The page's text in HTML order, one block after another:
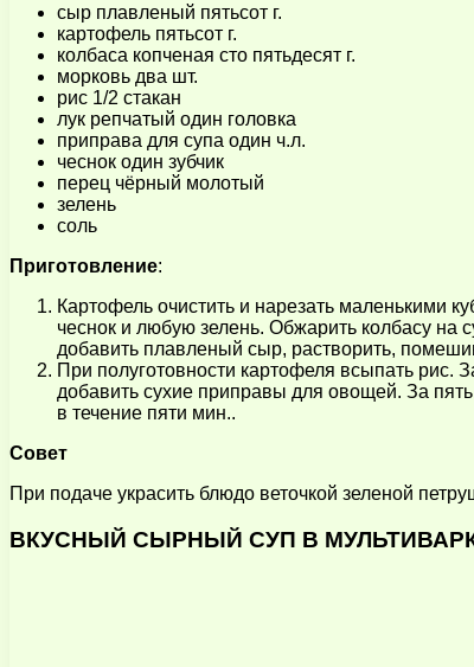
сыр плавленый пятьсот г.
картофель пятьсот г.
колбаса копченая сто пятьдесят г.
морковь два шт.
рис 1/2 стакан
лук репчатый один головка
приправа для супа один ч.л.
чеснок один зубчик
перец чёрный молотый
зелень
соль
Приготовление:
Картофель очистить и нарезать маленькими
чеснок и любую зелень. Обжарить колбасу на
добавить плавленый сыр, растворить,
При полуготовности картофеля всыпать рис.
добавить сухие приправы для овощей. За
в течение пяти мин..
Совет
При подаче украсить блюдо веточкой зеленой
ВКУСНЫЙ СЫРНЫЙ СУП В